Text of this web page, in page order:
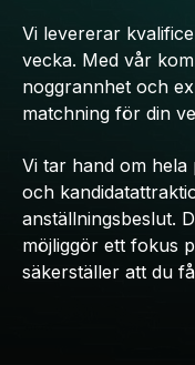
Vi levererar
vecka. Med vår
noggrannhet och
matchning för din
Vi tar hand om
och
anställningsbeslut.
möjliggör ett fokus
säkerställer att du